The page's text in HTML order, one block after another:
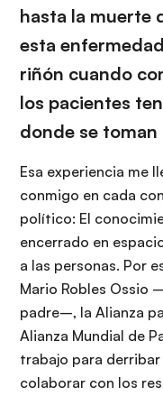
hasta la muerte
esta
riñón cuando
los pacientes
donde se toman
Esa experiencia me
conmigo en cada
político: El
encerrado en
a las personas. Por
Mario Robles Ossio
padre–, la Alianza
Alianza Mundial de
trabajo para derribar
colaborar con los